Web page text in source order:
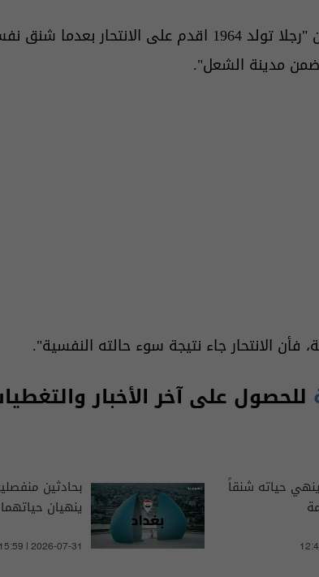
، ان "رجلا تولد 1964 اقدم على الانتحار
مدينة الشعل".
فأن الانتحار جاء نتيجة سوء حالته النفسية".
للحصول على آخر الأخبار
حياته شنقاً
بحادثين
ينهيان
15:59 | 2026-07-31